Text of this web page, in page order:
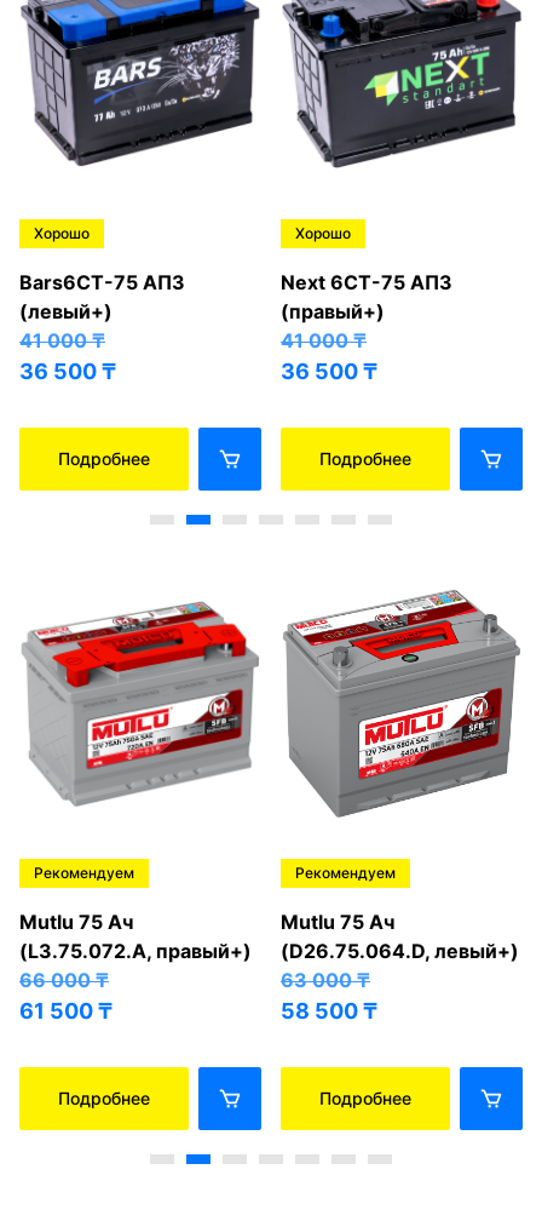
Хорошо
Bars6СТ-75 АПЗ
(левый+)
41 000₸
36 500₸
Подробнее
Хорошо
Next 6СТ-75 АПЗ
(правый+)
41 000₸
36 500₸
Подробнее
Рекомендуем
Mutlu 75 Ач
(L3.75.072.A, правый+)
66 000₸
61 500₸
Подробнее
Рекомендуем
Mutlu 75 Ач
(D26.75.064.D, левый+)
63 000₸
58 500₸
Подробнее